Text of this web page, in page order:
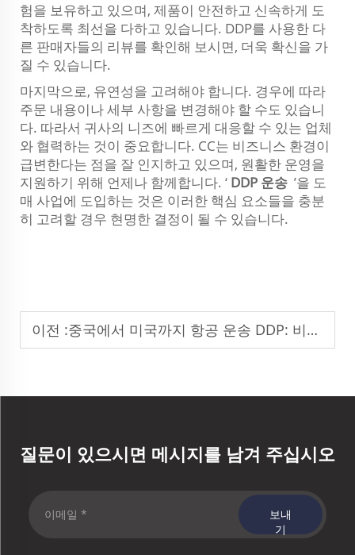
험을 보유하고 있으며, 제품이 안전하고 신속하게 도
착하도록 최선을 다하고 있습니다. DDP를 사용한 다
른 판매자들의 리뷰를 확인해 보시면, 더욱 확신을 가
질 수 있습니다.
마지막으로, 유연성을 고려해야 합니다. 경우에 따라
주문 내용이나 세부 사항을 변경해야 할 수도 있습니
다. 따라서 귀사의 니즈에 빠르게 대응할 수 있는 업체
와 협력하는 것이 중요합니다. CC는 비즈니스 환경이
급변한다는 점을 잘 인지하고 있으며, 원활한 운영을
지원하기 위해 언제나 함께합니다. ‘ DDP 운송 ’을 도
매 사업에 도입하는 것은 이러한 핵심 요소들을 충분
히 고려할 경우 현명한 결정이 될 수 있습니다.
이전 :중국에서 미국까지 항공 운송 DDP: 비용 및 운송 기간
질문이 있으시면 메시지를 남겨 주십시오
보내
기